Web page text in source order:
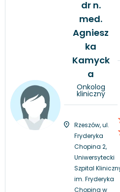
dr n.
med.
Agniesz
ka
Kamyck
a
Onkolog
kliniczny
Rzeszów, ul.
Fryderyka
Chopina 2,
Uniwersytecki
Szpital
im. Fryderyka
Chopina w